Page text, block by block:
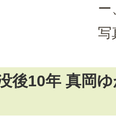
ー
写
後10年 真岡